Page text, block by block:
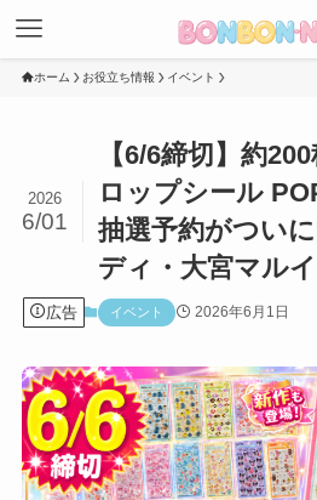
ホーム お役立ち情報 イベント
【6/6締切】約
ロップシール
抽選予約がつい
ディ・大宮マルイ
2026
6/01
広告 イベント 2026年6月1日